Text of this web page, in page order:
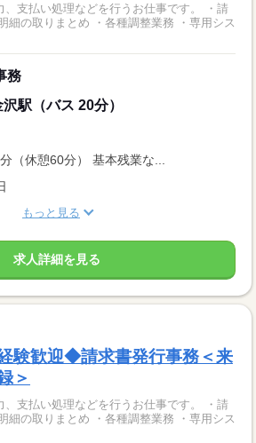
支払い処理などを行うお仕事です。 ・請
細の取りまとめ ・各種調整業務 ・専用シス
務
駅（バス 20分）
（休憩60分） 基本残業な...
もっと見る
求人詳細を見る
験歓迎◆請求書発行事務＜来
＞
支払い処理などを行うお仕事です。 ・請
細の取りまとめ ・各種調整業務 ・専用シス